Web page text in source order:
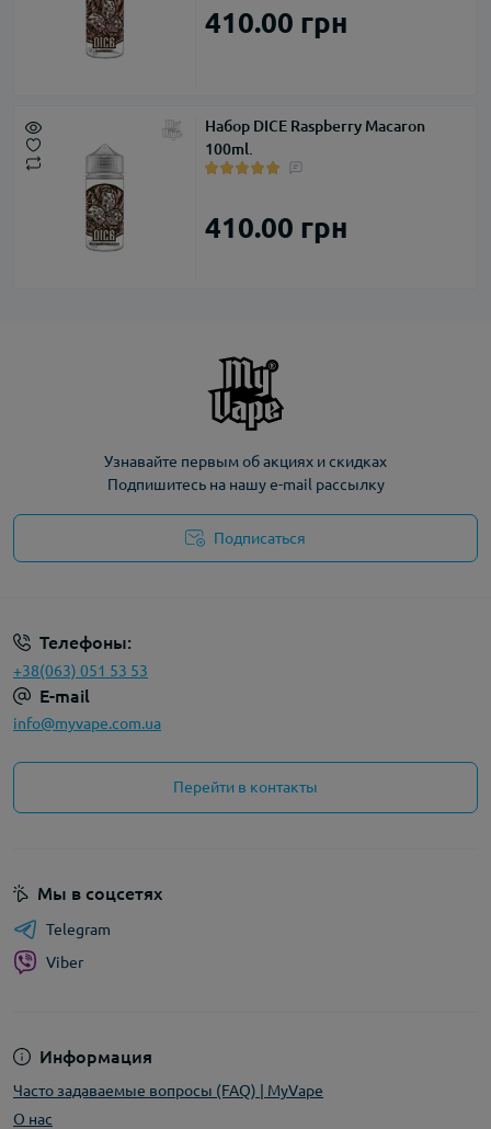
410.00 грн
Набор DICE Raspberry Macaron
100ml.
410.00 грн
Узнавайте первым об акциях и скидках
Подпишитесь на нашу e-mail рассылку
Подписаться
Телефоны:
+38(063) 051 53 53
E-mail
info@myvape.com.ua
Перейти в контакты
Информация
Часто задаваемые вопросы (FAQ) | MyVape
О нас
Мы в соцсетях
Telegram
Viber